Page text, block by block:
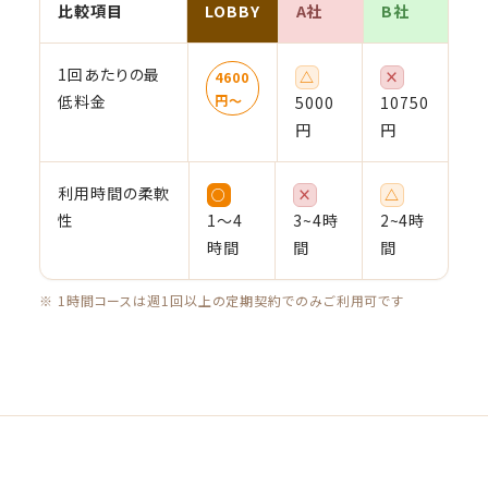
比較項目 LOBBY A社 B社
1回あたりの最
低料金
4600
円〜
△
5000
円
×
10750
円
利用時間の柔軟
性
○
1〜4
時間
×
3~4時
間
△
2~4時
間
※ 1時間コースは週1回以上の定期契約でのみご利用可です